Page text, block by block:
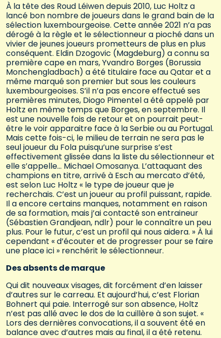
À la tête des Roud Léiwen depuis 2010, Luc Holtz a
lancé bon nombre de joueurs dans le grand bain de la
sélection luxembourgeoise. Cette année 2021 n’a pas
dérogé à la règle et le sélectionneur a pioché dans un
vivier de jeunes joueurs prometteurs de plus en plus
conséquent. Eldin Dzogovic (Magdeburg) a connu sa
première cape en mars, Yvandro Borges (Borussia
Monchengladbach) a été titulaire face au Qatar et a
même marqué son premier but sous les couleurs
luxembourgeoises. S’il n’a pas encore effectué ses
premières minutes, Diogo Pimentel a été appelé par
Holtz en même temps que Borges, en septembre. Il
est une nouvelle fois de retour et on pourrait peut-
être le voir apparaitre face à la Serbie ou au Portugal.
Mais cette fois-ci, le milieu de terrain ne sera pas le
seul joueur du Fola puisqu’une surprise s’est
effectivement glissée dans la liste du sélectionneur et
elle s’appelle… Michael Omosanya. L’attaquant des
champions en titre, arrivé à Esch au mercato d’été,
est selon Luc Holtz « le type de joueur que je
recherchais. C’est un joueur au profil puissant, rapide.
Il a encore certains manques, notamment en raison
de sa formation, mais j’ai contacté son entraineur
(Sébastien Grandjean, ndlr) pour le connaître un peu
plus. Pour le futur, c’est un profil qui nous aidera. » À lui
cependant « d’écouter et de progresser pour se faire
une place ici » renchérit le sélectionneur.
Des absents de marque
Qui dit nouveaux visages, dit forcément d’en laisser
d’autres sur le carreau. Et aujourd’hui, c’est Florian
Bohnert qui paie. Interrogé sur son absence, Holtz
n’est pas allé avec le dos de la cuillère à son sujet. «
Lors des dernières convocations, il a souvent été en
balance avec d’autres mais au final, il a été retenu.